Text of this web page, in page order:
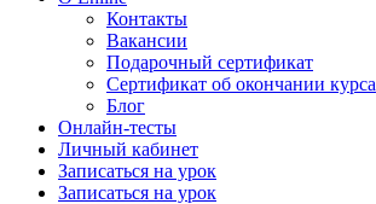
Контакты
Вакансии
Подарочный сертификат
Сертификат об окончании курса
Блог
Онлайн-тесты
Личный кабинет
Записаться на урок
Записаться на урок